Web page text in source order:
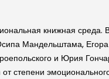
книжная
Мандельштама,
и Юрия
степени